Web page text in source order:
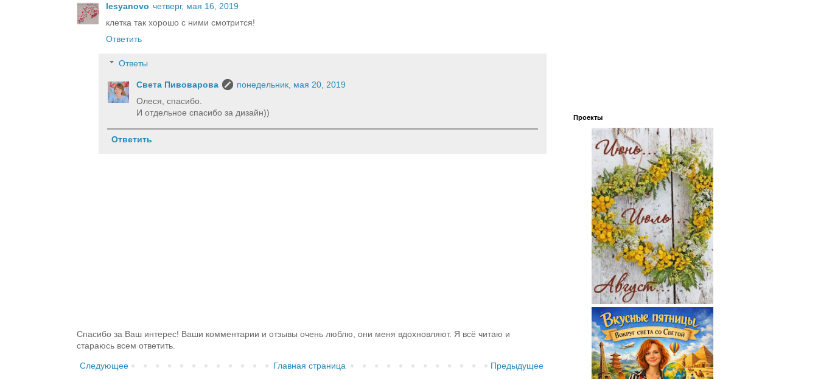
lesyanovo четверг, мая 16, 2019
клетка так хорошо с ними смотрится!
Ответить
Ответы
Света Пивоварова
понедельник, мая 20, 2019
Олеся, спасибо.
И отдельное спасибо за дизайн))
Ответить
Спасибо за Ваш интерес! Ваши комментарии и отзывы очень люблю, они меня вдохновляют. Я всё читаю и
стараюсь всем ответить.
Следующее Предыдущее
Главная страница
Проекты